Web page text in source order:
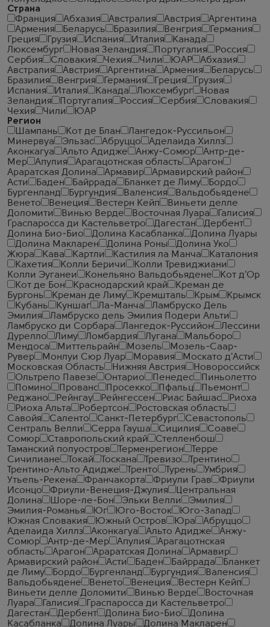
Страна
Франция
Абхазия Австралия Австрия
Аргентина
Армения
Беларусь Бразилия Венгрия
Германия
Греция
Грузия Испания Италия
Канада
Люксембург
Новая Зеландия Португалия
Россия
Сербия
Словакия Чехия Чили ЮАР
Абхазия
Австралия
Австрия Аргентина Армения
Беларусь
Бразилия
Венгрия Германия Греция
Грузия
Испания
Италия Канада Люксембург
Новая
Зеландия
Португалия Россия Сербия
Словакия
Чехия
Чили
ЮАР
Регион
Шампань
Кот де Блан
Лангедок-Руссильон
Минервуа
Эльзас Абруццо
Аделаида Хиллз
Аконкагуа
Альто Адидже Анжу-Сомюр
Антр-де-
Мер
Апулия Арагацотнская область
Арагон
Араратская Долина
Армавир
Армавирский район
Асти
Баден Байррада Бланкет де Лиму
Бордо
Бургенланд
Бургундия Валенсия
Вальдобьядене
Венето
Венеция Вестерн Кейп
Виньети делле
Доломити
Винью Верде Восточная Луара
Галисия
Граспаросса ди Кастельветро
Дагестан
Дербент
Долина Био-Био
Долина Касабланка
Долина Луары
Долина Макларен
Долина Роны
Долина Уко
Жюра
Кава Картли Кастилия ла Манча
Каталония
Кахетия
Колли Беричи
Колли Тревиджиани
Колли Эуганеи
Конельяно Вальдобьядене
Кот д'Ор
Кот де Бон
Краснодарский край
Креман де
Бургонь
Креман де Лиму Кремшталь Крым
Крымск
Кубань
Куншаг Ла-Манча
Ламбруско Дель
Эмилия
Ламбруско дель Эмилия Подери Альти
Ламбруско ди Сорбара
Лангедок-Руссийон
Лессини
Дурелло
Лиму Ломбардия Лугана
Мальборо
Мендоса
Миттельрайн Мозель
Мозель-Саар-
Рувер
Монлуи Сюр Луар Моравия
Москато д'Асти
Московская Область
Нижняя Австрия
Новороссийск
Ольтрепо Павезе
Онтарио Пенедес
Пиньолетто
Помино
Прованс Просекко Пфальц
Пьемонт
Реджано
Рейнгау Рейнгессен Риас Байшас
Риоха
Риоха Альта
Робертсон
Ростовская область
Савойя
Саленто Санкт-Петербург
Севастополь
Сентраль Велли
Серра Гауша Сицилия
Соаве
Сомюр
Ставропольский край
Стелленбош
Таманский полуостров
Терменрегион
Терре
Сичилиане
Токай Тоскана Тревизо
Трентино
Трентино-Альто Адидже
Тренто Турень
Умбрия
Утьель-Рекена
Франчакорта Фриули Грав
Фриули
Исонцо
Фриули-Венеция-Джулия
Центральная
Долина
Шоре-ле-Бон Эльки Велли
Эмилия
Эмилия-Романья
Юг Юго-Восток
Юго-Запад
Южная Словакия
Южный Остров Юра
Абруццо
Аделаида Хиллз
Аконкагуа Альто Адидже
Анжу-
Сомюр
Антр-де-Мер Апулия
Арагацотнская
область
Арагон Араратская Долина
Армавир
Армавирский район
Асти Баден Байррада
Бланкет
де Лиму
Бордо Бургенланд Бургундия
Валенсия
Вальдобьядене
Венето Венеция
Вестерн Кейп
Виньети делле Доломити
Винью Верде
Восточная
Луара
Галисия
Граспаросса ди Кастельветро
Дагестан
Дербент Долина Био-Био
Долина
Касабланка
Долина Луары
Долина Макларен